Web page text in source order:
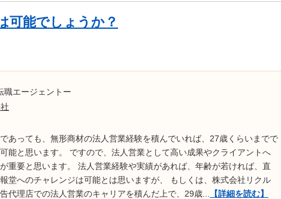
可能でしょうか？
職エージェントー
あっても、無形商材の法人営業経験を積んでいれば、27歳くらいまでで
能と思います。 ですので、法人営業として高い成果やクライアントへ
重要と思います。 法人営業経験や実績があれば、年齢が若ければ、直
堂へのチャレンジは可能とは思いますが、 もしくは、株式会社リクル
代理店での法人営業のキャリアを積んだ上で、29歳...
【詳細を読む】